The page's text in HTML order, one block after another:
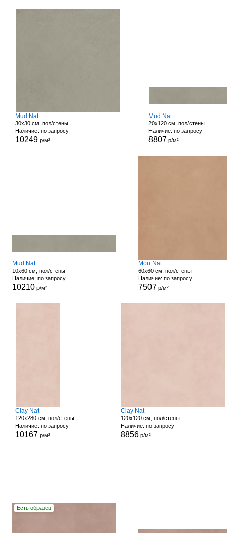
Mud Nat
30x30 см, пол/стены
Наличие: по запросу
10249 р/м²
Mud Nat
20x120 см, пол/стены
Наличие: по запросу
8807 р/м²
Mud Nat
10x60 см, пол/стены
Наличие: по запросу
10210р/м²
Mou Nat
60x60 см, пол/стены
Наличие: по запросу
7507 р/м²
Clay Nat
120x280 см, пол/стены
Наличие: по запросу
10167 р/м²
Clay Nat
120x120 см, пол/стены
Наличие: по запросу
8856 р/м²
Есть образец